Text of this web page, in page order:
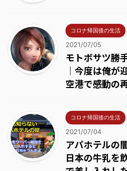
コロナ帰国後の生活
2021/07/05
モトボサツ勝
｜今度は俺が
空港で感動の
コロナ帰国後の生活
2021/07/04
アパホテルの
日本の牛乳を